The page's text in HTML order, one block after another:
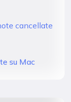
cancellate
su Mac